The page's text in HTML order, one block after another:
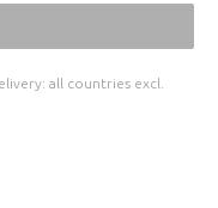
all countries excl.